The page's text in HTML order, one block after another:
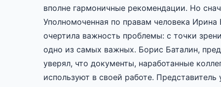
вполне гармоничные рекомендации. Но
Уполномоченная по правам человека
очертила важность проблемы: с точки
одно из самых важных. Борис Баталин,
уверял, что документы, наработанные
используют в своей работе.